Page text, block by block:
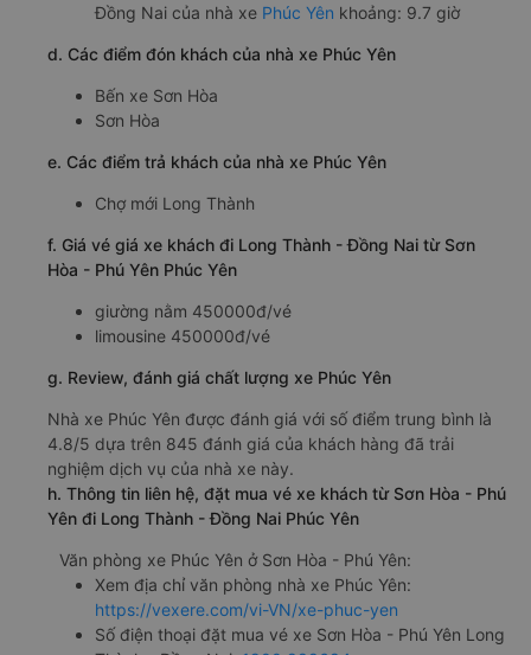
Đồng Nai của nhà xe Phúc Yên khoảng: 9.7 giờ
d. Các điểm đón khách của nhà xe Phúc Yên
Bến xe Sơn Hòa
Sơn Hòa
e. Các điểm trả khách của nhà xe Phúc Yên
Chợ mới Long Thành
f. Giá vé giá xe khách đi Long Thành - Đồng Nai từ Sơn
Hòa - Phú Yên Phúc Yên
giường nằm 450000đ/vé
limousine 450000đ/vé
g. Review, đánh giá chất lượng xe Phúc Yên
Nhà xe Phúc Yên được đánh giá với số điểm trung bình là
4.8/5 dựa trên 845 đánh giá của khách hàng đã trải
nghiệm dịch vụ của nhà xe này.
h. Thông tin liên hệ, đặt mua vé xe khách từ Sơn Hòa - Phú
Yên đi Long Thành - Đồng Nai Phúc Yên
Văn phòng xe Phúc Yên ở Sơn Hòa - Phú Yên:
Xem địa chỉ văn phòng nhà xe Phúc Yên:
https://vexere.com/vi-VN/xe-phuc-yen
Số điện thoại đặt mua vé xe Sơn Hòa - Phú Yên Long